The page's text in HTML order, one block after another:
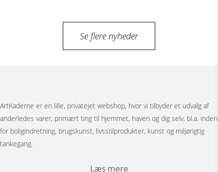
Se flere nyheder
ArtKaderne er en lille, privatejet webshop, hvor vi tilbyder et udvalg af
anderledes varer, primært ting til hjemmet, haven og dig selv, bl.a. inden
for boligindretning, brugskunst, livsstilprodukter, kunst og miljørigtig
tankegang.
Læs mere